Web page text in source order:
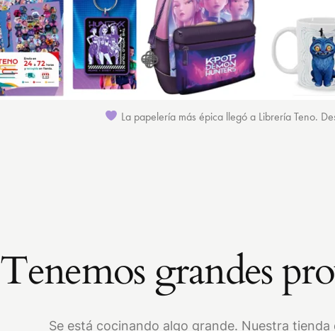
La papelería más épica llegó a Librería Teno.
Tenemos grandes
Se está cocinando algo grande. Nuestra